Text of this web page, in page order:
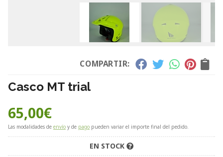
COMPARTIR:
Casco MT trial
65,00€
Las modalidades de envío y de pago pueden variar el importe final del pedido.
EN STOCK